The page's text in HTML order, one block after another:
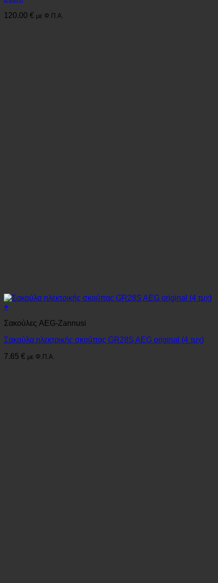
120.00 € με Φ.Π.Α.
+
Σακούλες AEG-Zannusi
Σακούλα ηλεκτρικής σκούπας GR28S AEG original (4 τμχ)
7.65 € με Φ.Π.Α.